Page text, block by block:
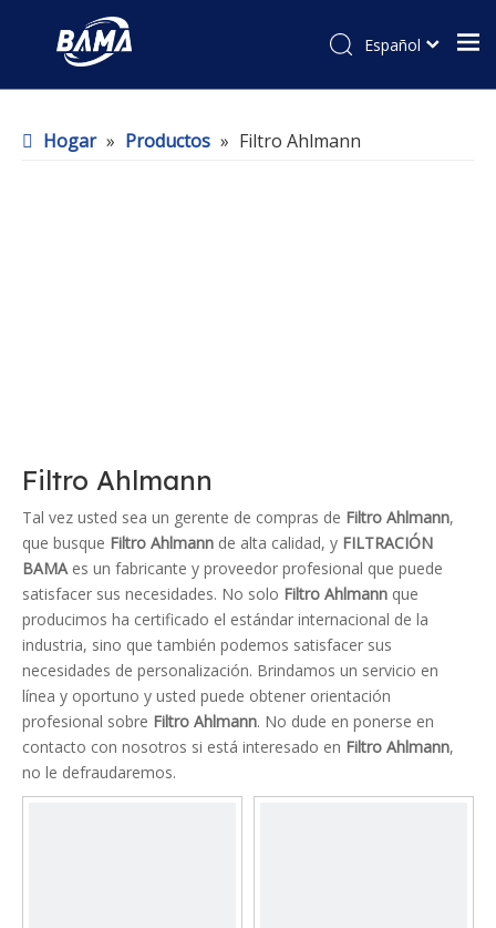
Español
Hogar » Productos » Filtro Ahlmann
Filtro Ahlmann
Tal vez usted sea un gerente de compras de Filtro Ahlmann,
que busque Filtro Ahlmann de alta calidad, y FILTRACIÓN
BAMAes un fabricante y proveedor profesional que puede
satisfacer sus necesidades. No solo Filtro Ahlmann que
producimos ha certificado el estándar internacional de la
industria, sino que también podemos satisfacer sus
necesidades de personalización. Brindamos un servicio en
línea y oportuno y usted puede obtener orientación
profesional sobre Filtro Ahlmann. No dude en ponerse en
contacto con nosotros si está interesado en Filtro Ahlmann,
no le defraudaremos.